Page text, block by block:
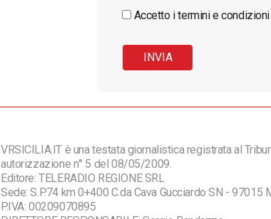
Accetto i termini e condizioni
VRSICILIA.IT è una testata giornalistica registrata al
autorizzazione n° 5 del 08/05/2009.
Editore: TELERADIO REGIONE SRL
Sede: S.P.74 km 0+400 C.da Cava Gucciardo SN - 97015
P.IVA: 00209070895